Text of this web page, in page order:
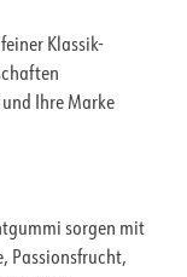
Klassik-
Ihre Marke
sorgen mit
Passionsfrucht,